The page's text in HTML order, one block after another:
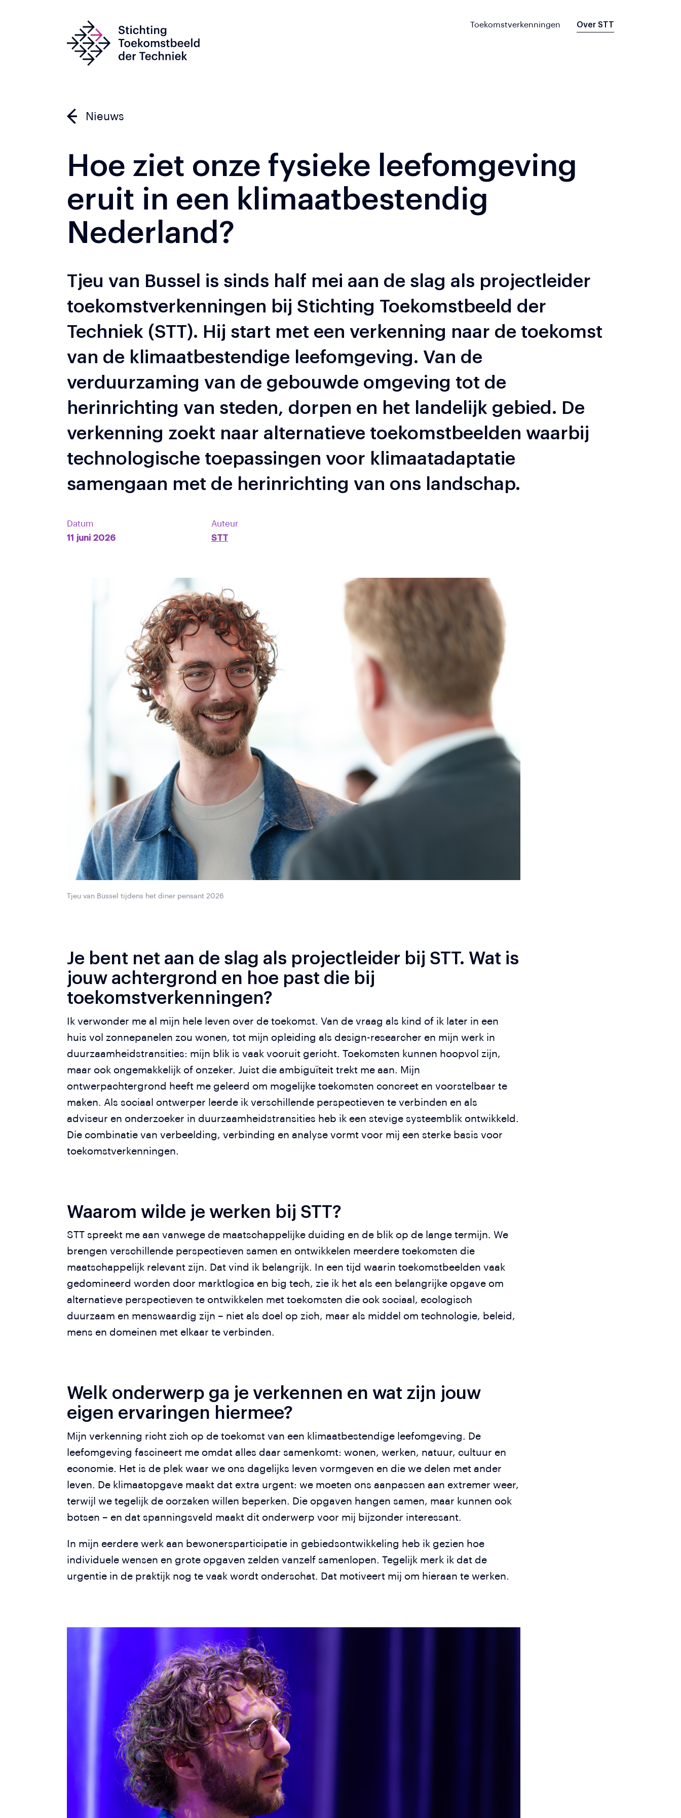
Toekomstverkenningen Over STT
Nieuws
Hoe ziet onze fysieke leefomgeving
eruit in een klimaatbestendig
Nederland?
Tjeu van Bussel is sinds half mei aan de slag als projectleider
toekomstverkenningen bij Stichting Toekomstbeeld der
Techniek (STT). Hij start met een verkenning naar de toekomst
van de klimaatbestendige leefomgeving. Van de
verduurzaming van de gebouwde omgeving tot de
herinrichting van steden, dorpen en het landelijk gebied. De
verkenning zoekt naar alternatieve toekomstbeelden waarbij
technologische toepassingen voor klimaatadaptatie
samengaan met de herinrichting van ons landschap.
Datum
11 juni 2026
Auteur
STT
Tjeu van Bussel tijdens het diner pensant 2026
Je bent net aan de slag als projectleider bij STT. Wat is
jouw achtergrond en hoe past die bij
toekomstverkenningen?
Ik verwonder me al mijn hele leven over de toekomst. Van de vraag als kind of ik later in een
huis vol zonnepanelen zou wonen, tot mijn opleiding als design-researcher en mijn werk in
duurzaamheidstransities: mijn blik is vaak vooruit gericht. Toekomsten kunnen hoopvol zijn,
maar ook ongemakkelijk of onzeker. Juist die ambiguïteit trekt me aan. Mijn
ontwerpachtergrond heeft me geleerd om mogelijke toekomsten concreet en voorstelbaar te
maken. Als sociaal ontwerper leerde ik verschillende perspectieven te verbinden en als
adviseur en onderzoeker in duurzaamheidstransities heb ik een stevige systeemblik ontwikkeld.
Die combinatie van verbeelding, verbinding en analyse vormt voor mij een sterke basis voor
toekomstverkenningen.
Waarom wilde je werken bij STT?
STT spreekt me aan vanwege de maatschappelijke duiding en de blik op de lange termijn. We
brengen verschillende perspectieven samen en ontwikkelen meerdere toekomsten die
maatschappelijk relevant zijn. Dat vind ik belangrijk. In een tijd waarin toekomstbeelden vaak
gedomineerd worden door marktlogica en big tech, zie ik het als een belangrijke opgave om
alternatieve perspectieven te ontwikkelen met toekomsten die ook sociaal, ecologisch
duurzaam en menswaardig zijn – niet als doel op zich, maar als middel om technologie, beleid,
mens en domeinen met elkaar te verbinden.
Welk onderwerp ga je verkennen en wat zijn jouw
eigen ervaringen hiermee?
Mijn verkenning richt zich op de toekomst van een klimaatbestendige leefomgeving. De
leefomgeving fascineert me omdat alles daar samenkomt: wonen, werken, natuur, cultuur en
economie. Het is de plek waar we ons dagelijks leven vormgeven en die we delen met ander
leven. De klimaatopgave maakt dat extra urgent: we moeten ons aanpassen aan extremer weer,
terwijl we tegelijk de oorzaken willen beperken. Die opgaven hangen samen, maar kunnen ook
botsen – en dat spanningsveld maakt dit onderwerp voor mij bijzonder interessant.
In mijn eerdere werk aan bewonersparticipatie in gebiedsontwikkeling heb ik gezien hoe
individuele wensen en grote opgaven zelden vanzelf samenlopen. Tegelijk merk ik dat de
urgentie in de praktijk nog te vaak wordt onderschat. Dat motiveert mij om hieraan te werken.